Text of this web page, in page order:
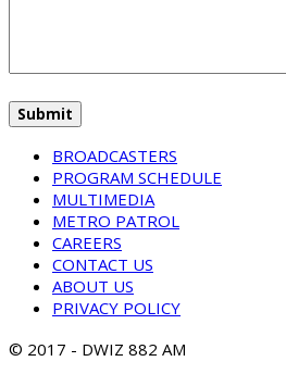
BROADCASTERS
PROGRAM SCHEDULE
MULTIMEDIA
METRO PATROL
CAREERS
CONTACT US
ABOUT US
PRIVACY POLICY
© 2017 - DWIZ 882 AM